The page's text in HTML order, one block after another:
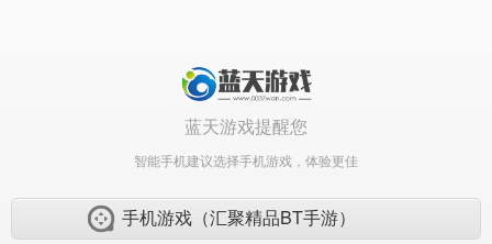
蓝天游戏提醒您
智能手机建议选择手机游戏，体验更佳
手机游戏（汇聚精品BT手游）